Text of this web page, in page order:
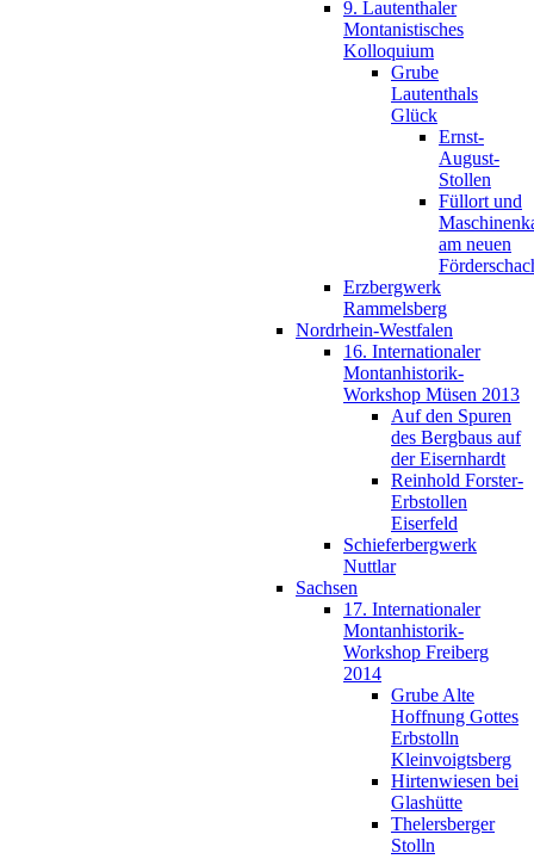
9. Lautenthaler
Montanistisches
Kolloquium
Grube
Lautenthals
Glück
Ernst-
August-
Stollen
Füllort und
am neuen
Erzbergwerk
Rammelsberg
Nordrhein-Westfalen
16. Internationaler
Montanhistorik-
Workshop Müsen 2013
Auf den Spuren
des Bergbaus auf
der Eisernhardt
Reinhold Forster-
Erbstollen
Eiserfeld
Schieferbergwerk
Nuttlar
Sachsen
17. Internationaler
Montanhistorik-
Workshop Freiberg
2014
Grube Alte
Hoffnung Gottes
Erbstolln
Kleinvoigtsberg
Hirtenwiesen bei
Glashütte
Thelersberger
Stolln